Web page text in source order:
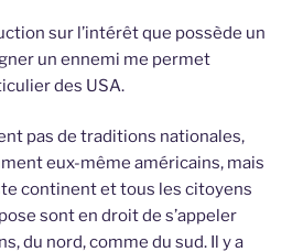
sur l’intérêt que possède un
un ennemi me permet
des USA.
pas de traditions nationales,
eux-même américains, mais
continent et tous les citoyens
sont en droit de s’appeler
du nord, comme du sud. Il y a